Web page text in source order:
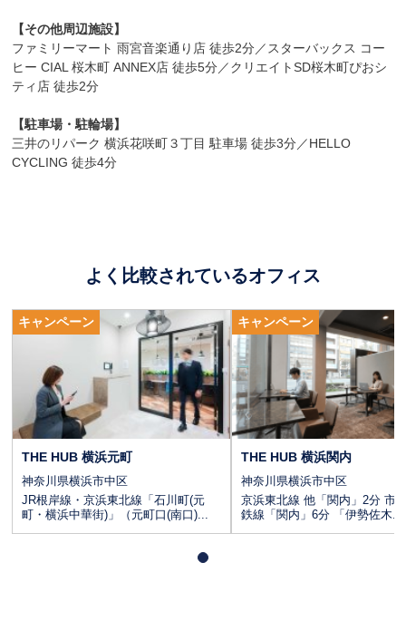
【その他周辺施設】
ファミリーマート 雨宮音楽通り店 徒歩2分／スターバックス コー
ヒー CIAL 桜木町 ANNEX店 徒歩5分／クリエイトSD桜木町ぴおシ
ティ店 徒歩2分
【駐車場・駐輪場】
三井のリパーク 横浜花咲町３丁目 駐車場 徒歩3分／HELLO
CYCLING 徒歩4分
よく比較されているオフィス
キャンペーン
THE HUB 横浜元町
神奈川県横浜市中区
JR根岸線・京浜東北線「石川町(元
町・横浜中華街)」（元町口(南口)...
CLICK
キャンペーン
THE HUB 横浜関内
神奈川県横浜市中区
京浜東北線 他「関内」2分 市
鉄線「関内」6分 「伊勢佐木...